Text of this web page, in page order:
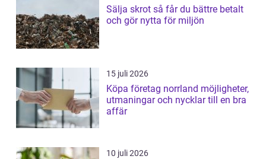
Sälja skrot så får du bättre betalt
och gör nytta för miljön
15 juli 2026
Köpa företag norrland möjligheter,
utmaningar och nycklar till en bra
affär
10 juli 2026